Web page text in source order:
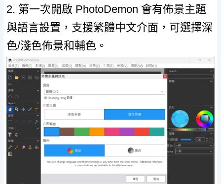
2. 第一次開啟 PhotoDemon 會有佈景主題
與語言設置，支援繁體中文介面，可選擇深
色/淺色佈景和輔色。